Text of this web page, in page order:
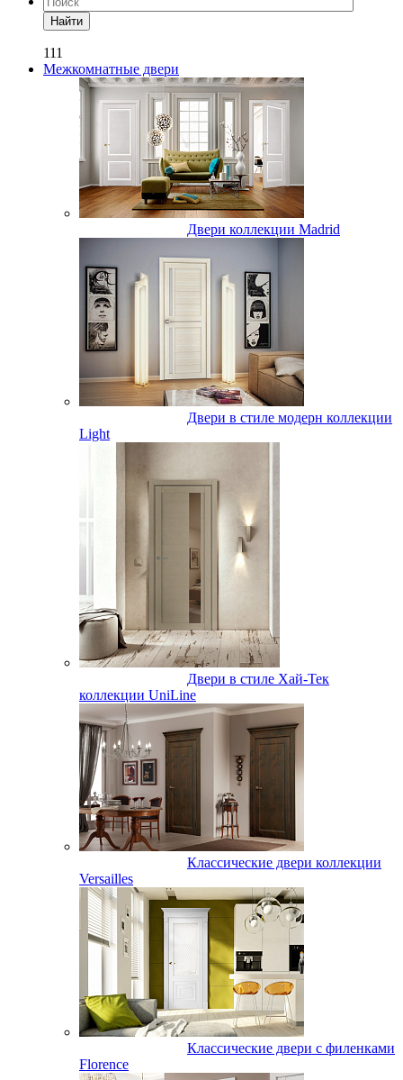
Найти
111
Межкомнатные двери
Двери коллекции Madrid
Двери в стиле модерн коллекции
Light
Двери в стиле Хай-Тек
коллекции UniLine
Классические двери коллекции
Versailles
Классические двери с филенками
Florence